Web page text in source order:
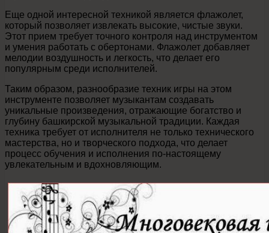
Еще одной интересной техникой является флажолет,
который позволяет извлекать высокие, чистые звуки.
Этот прием требует точного контроля над инструментом
и умения работать с обертонами. Флажолет добавляет
мелодии воздушность и легкость, что делает его
популярным среди исполнителей.
Таким образом, разнообразие техник игры на этом
инструменте позволяет музыкантам создавать
уникальные произведения, отражающие богатство и
глубину башкирской музыкальной традиции. Каждая
техника требует от исполнителя не только технического
мастерства, но и творческого подхода, что делает
процесс обучения и исполнения по-настоящему
увлекательным и вдохновляющим.